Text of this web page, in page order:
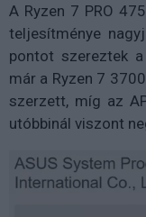
A Ryzen 7 PRO
teljesítménye
pontot szereztek
már a Ryzen 7
szerzett, míg az
utóbbinál viszont